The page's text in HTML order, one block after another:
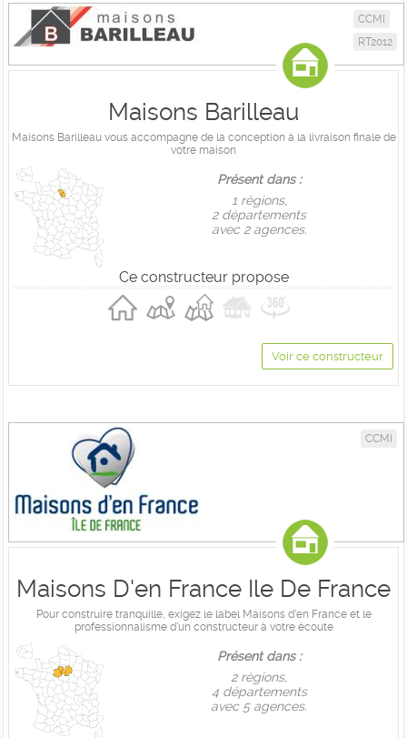
CCMI
RT2012
Maisons Barilleau
Maisons Barilleau vous accompagne de la conception à la livraison finale de
votre maison
Présent dans :
1 règions,
2 départements
avec 2 agences.
Ce constructeur propose
Voir ce constructeur
CCMI
Maisons D'en France Ile De France
Pour construire tranquille, exigez le label Maisons d'en France et le
professionnalisme d'un constructeur à votre écoute
Présent dans :
2 règions,
4 départements
avec 5 agences.